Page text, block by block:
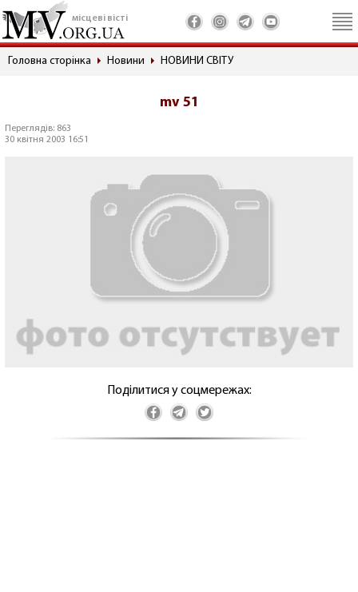
місцеві вісті
Головна сторінка Новини НОВИНИ СВІТУ
mv 51
Переглядів: 863
30 квітня 2003 16:51
Поділитися у соцмережах: